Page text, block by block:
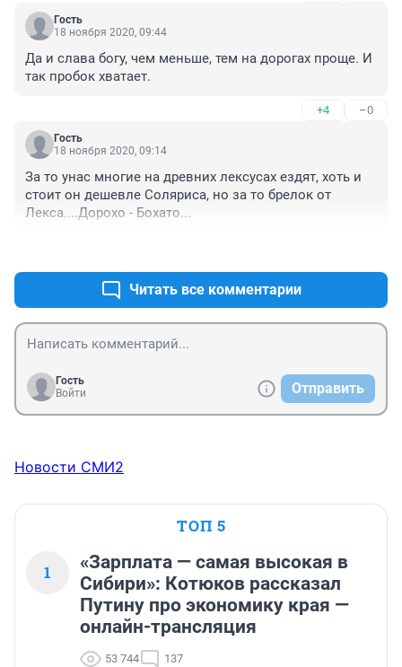
Гость
18 ноября 2020, 09:44
Да и слава богу, чем меньше, тем на дорогах проще. И
так пробок хватает.
+4 –0
Гость
18 ноября 2020, 09:14
За то унас многие на древних лексусах ездят, хоть и
стоит он дешевле Соляриса, но за то брелок от
Лекса....Дорохо - Бохато...
Читать все комментарии
Гость
Войти
Отправить
Новости СМИ2
ТОП 5
1
«Зарплата — самая высокая в
Сибири»: Котюков рассказал
Путину про экономику края —
онлайн-трансляция
53 744 137